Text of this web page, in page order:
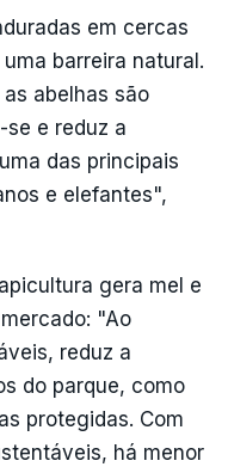
em cercas
barreira natural.
abelhas são
e reduz a
das principais
e elefantes",
gera mel e
"Ao
reduz a
do parque, como
protegidas. Com
há menor